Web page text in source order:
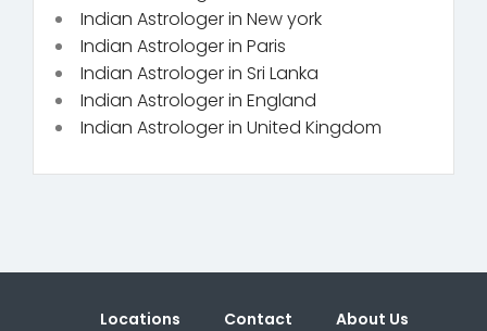
Indian Astrologer in New york
Indian Astrologer in Paris
Indian Astrologer in Sri Lanka
Indian Astrologer in England
Indian Astrologer in United Kingdom
Locations Contact About Us